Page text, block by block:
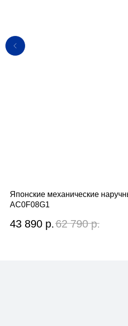
Японские механические
AC0F08G1
43 890 р.62 790 р.